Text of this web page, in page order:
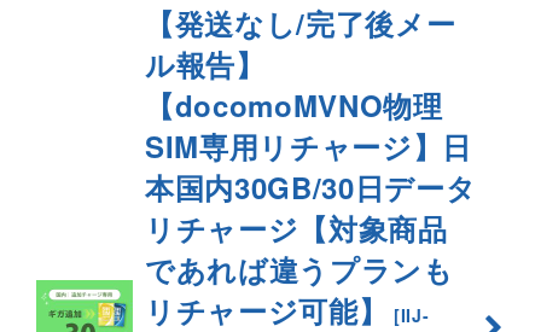
【発送なし/完了後メー
ル報告】
【docomoMVNO物理
SIM専用リチャージ】日
本国内30GB/30日データ
リチャージ【対象商品
であれば違うプランも
リチャージ可能】
[IIJ-